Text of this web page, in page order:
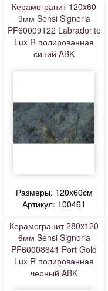
Керамогранит 120x60
9мм Sensi Signoria
PF60009122 Labradorite
Lux R полированная
синий ABK
Размеры: 120x60см
Артикул: 100461
Керамогранит 280x120
6мм Sensi Signoria
PF60008841 Port Gold
Lux R полированная
черный ABK